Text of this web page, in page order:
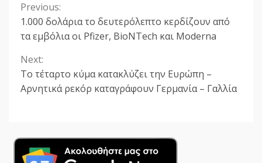
Continue
Reading
Previous:
1.000 δολάρια το δευτερόλεπτο κερδίζουν από
τα εμβόλια οι Pfizer, BioNTech και Moderna
Next:
Το τέταρτο κύμα κατακλύζει την Ευρώπη –
Αρνητικά ρεκόρ καταγράφουν Γερμανία – Γαλλία